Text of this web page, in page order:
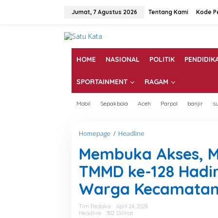
Jumat, 7 Agustus 2026 Tentang Kami Kode
HOME NASIONAL POLITIK
SPORTAINMENT RAGAM
Mobil Sepakbola Aceh Parpol banjir
Homepage / Headline
m
b
a
A
k
Membuka Akses,
TMMD ke-128
Warga
Tim Redaksi
April 24, 2026
Headline
302 Dilihat